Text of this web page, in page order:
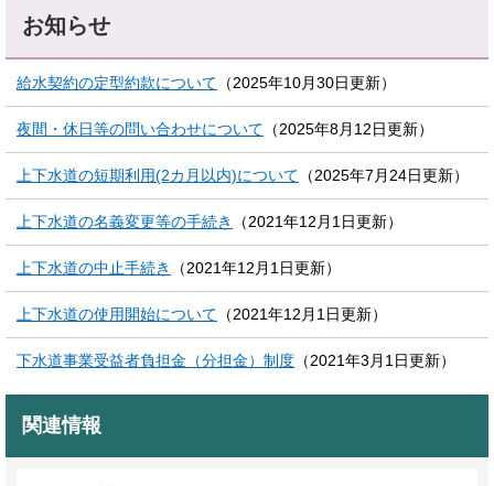
お知らせ
給水契約の定型約款について （2025年10月30日更新）
夜間・休日等の問い合わせについて （2025年8月12日更新）
上下水道の短期利用(2カ月以内)について （2025年7月24日更新）
上下水道の名義変更等の手続き （2021年12月1日更新）
上下水道の中止手続き （2021年12月1日更新）
上下水道の使用開始について （2021年12月1日更新）
下水道事業受益者負担金（分担金）制度 （2021年3月1日更新）
関連情報